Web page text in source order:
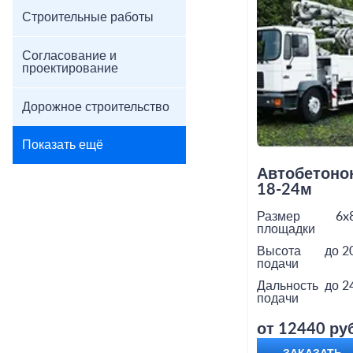
Строительные работы
Согласование и
проектирование
Дорожное строительство
Показать ещё
18-24м
Размер
площадки
Высота
подачи
до
Дальность
подачи
до
от 12440